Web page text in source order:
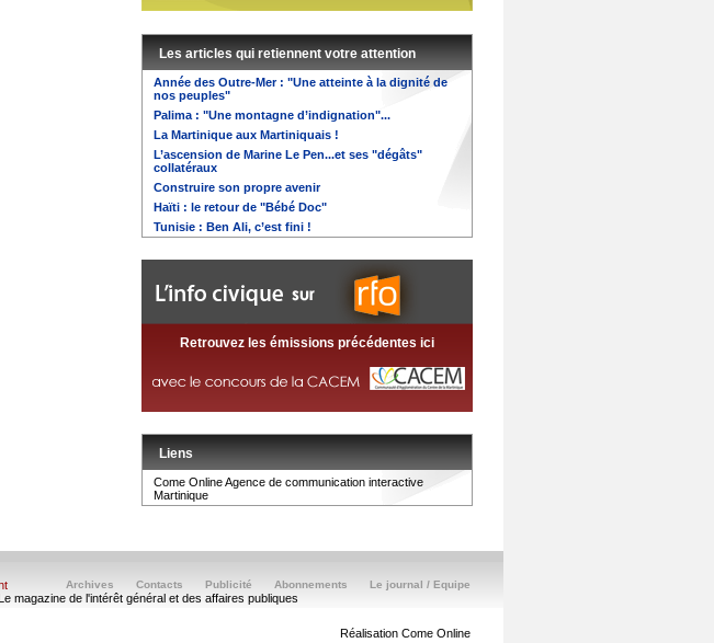
Les articles qui retiennent votre attention
Année des Outre-Mer : "Une atteinte à la dignité de
nos peuples"
Palima : "Une montagne d’indignation"...
La Martinique aux Martiniquais !
L’ascension de Marine Le Pen...et ses "dégâts"
collatéraux
Construire son propre avenir
Haïti : le retour de "Bébé Doc"
Tunisie : Ben Ali, c’est fini !
Retrouvez les émissions précédentes ici
Liens
Come Online Agence de communication interactive
Martinique
Le journal / Equipe
Abonnements
Publicité
Contacts
Archives
Le magazine de l'intérêt général et des affaires publiques
Réalisation Come Online